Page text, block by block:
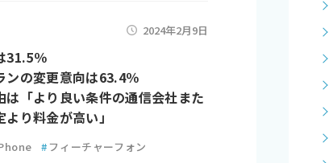
2024年2月9日
31.5％
ンの変更意向は63.4％
「より良い条件の通信会社また
り料金が高い」
# フィーチャーフォン